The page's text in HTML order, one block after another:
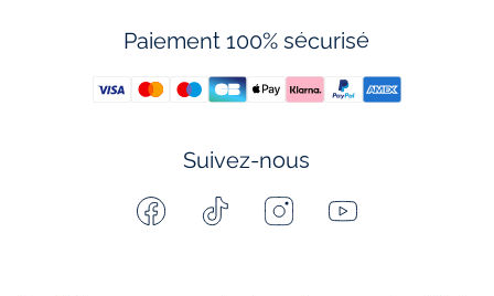
Paiement 100% sécurisé
Suivez-nous
Facebook Tiktok InstagramYoutube